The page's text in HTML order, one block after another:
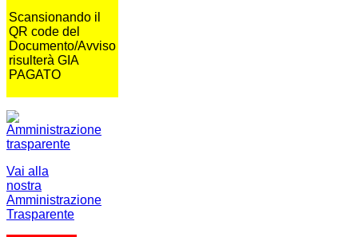
Scansionando il
QR code del
Documento/Avviso
risulterà GIA
PAGATO
Vai alla
nostra
Amministrazione
Trasparente